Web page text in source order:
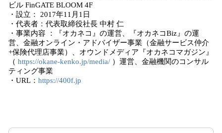
ビル FinGATE BLOOM 4F
・設立： 2017年11月1日
・代表者：代表取締役社長 中村 仁
・事業内容 ：『オカネコ』の運営、『オカネコBiz』の運
営、金融オンライン・アドバイザー事業（金融サービス仲介
+保険代理店事業）、オウンドメディア『オカネコマガジン』
（ https://okane-kenko.jp/media/ ）運営、金融機関のコンサル
ティング事業
・URL： https://400f.jp